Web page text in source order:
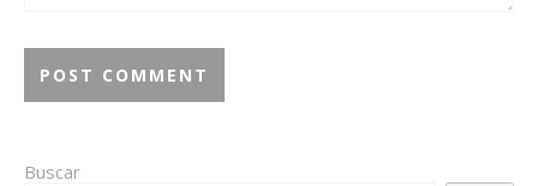
Buscar